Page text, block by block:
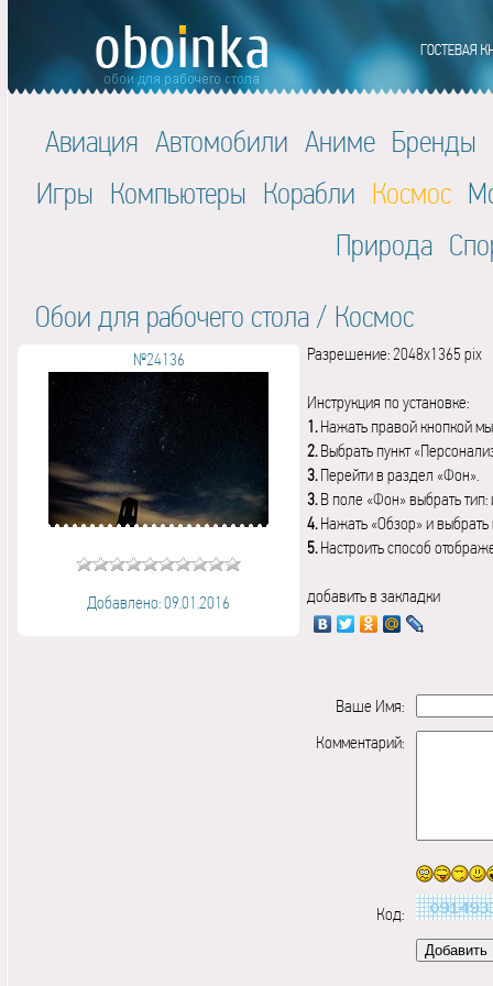
Авиация Автомобили Аниме Бренды
Игры Компьютеры Корабли Космос
Природа
Обои для рабочего стола / Космос
№24136
Добавлено: 09.01.2016
Разрешение: 2048x1365 pix
Инструкция по установке:
1.Нажать правой кнопкой
2.Выбрать пункт
3.Перейти в раздел «Фон».
3.В поле «Фон» выбрать
4.Нажать «Обзор» и выбрать
5.Настроить способ
добавить в закладки
Ваше Имя:
Комментарий:
Код: